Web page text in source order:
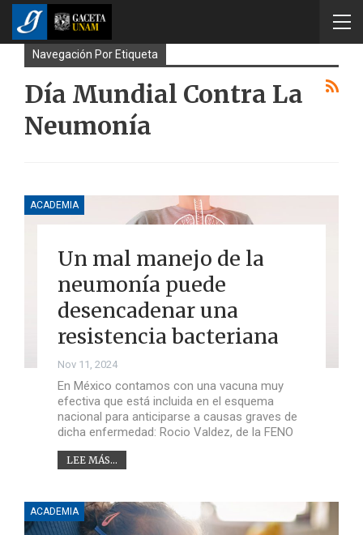
Navegación Por Etiqueta
Día Mundial Contra La
Neumonía
ACADEMIA
Un mal manejo de la
neumonía puede
desencadenar una
resistencia bacteriana
Nov 11, 2024
En México contamos con una vacuna muy
efectiva que está incluida en el esquema
nacional para anticiparse a causas graves de
dicha enfermedad: Rocio Valdez, de la FENO
LEE MÁS...
ACADEMIA